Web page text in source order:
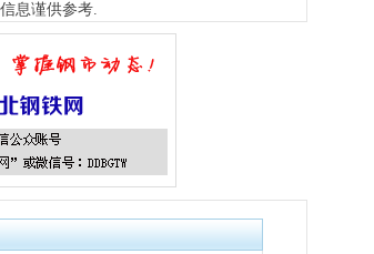
息谨供参考.